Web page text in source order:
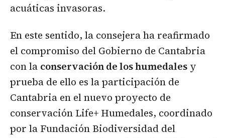
acuáticas invasoras.
En este sentido, la consejera ha reafirmado
el compromiso del Gobierno de Cantabria
con la conservación de los humedales y
prueba de ello es la participación de
Cantabria en el nuevo proyecto de
conservación Life+ Humedales, coordinado
por la Fundación Biodiversidad del